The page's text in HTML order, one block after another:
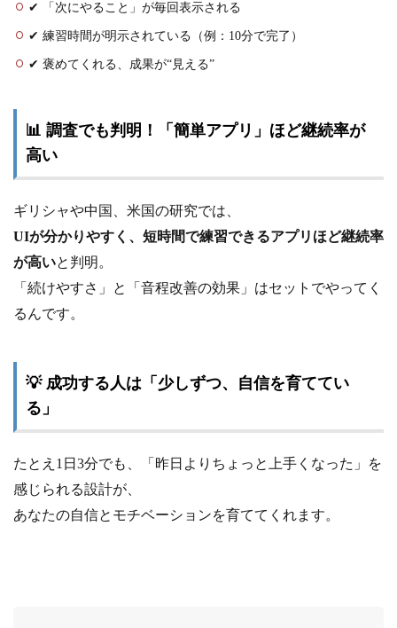
✔ 「次にやること」が毎回表示される
✔ 練習時間が明示されている（例：10分で完了）
✔ 褒めてくれる、成果が“見える”
📊 調査でも判明！「簡単アプリ」ほど継続率が
高い
ギリシャや中国、米国の研究では、
UIが分かりやすく、短時間で練習できるアプリほど継続率
が高いと判明。
「続けやすさ」と「音程改善の効果」はセットでやってく
るんです。
💡 成功する人は「少しずつ、自信を育ててい
る」
たとえ1日3分でも、「昨日よりちょっと上手くなった」を
感じられる設計が、
あなたの自信とモチベーションを育ててくれます。